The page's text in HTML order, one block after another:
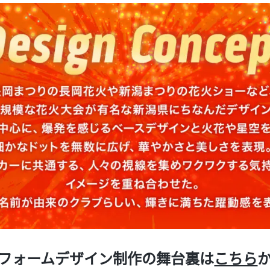
ォームデザイン制作の舞台裏はこちら